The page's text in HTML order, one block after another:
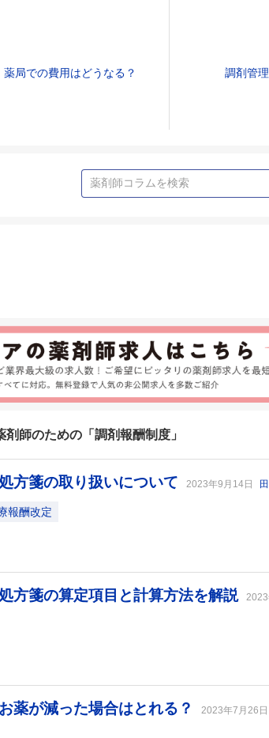
局での費用はどうなる？ 調剤管
師のための「調剤報酬制度」
方箋の取り扱いについて 2023年9月14日
報酬改定
方箋の算定項目と計算方法を解説
2023
薬が減った場合はとれる？ 2023年7月26日